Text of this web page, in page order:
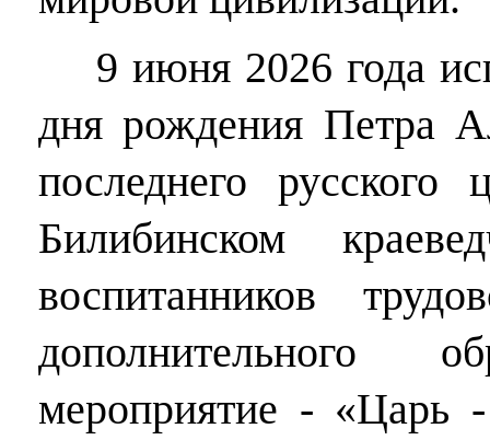
9 июня 2026 года
дня рождения Петра
последнего
Билибинском
воспитанников
дополнительного
мероприятие - «Царь